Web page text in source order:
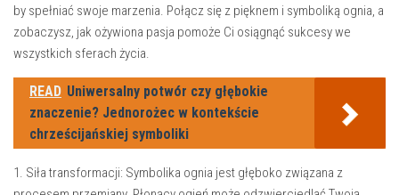
by spełniać swoje marzenia. Połącz się z pięknem i symboliką ognia, a‌
zobaczysz, jak‌ ożywiona pasja pomoże Ci osiągnąć sukcesy we
wszystkich sferach życia.
READ Uniwersalny potwór czy głębokie
znaczenie? Jednorożec w kontekście
chrześcijańskiej symboliki
1. Siła transformacji: Symbolika ognia jest głęboko związana z